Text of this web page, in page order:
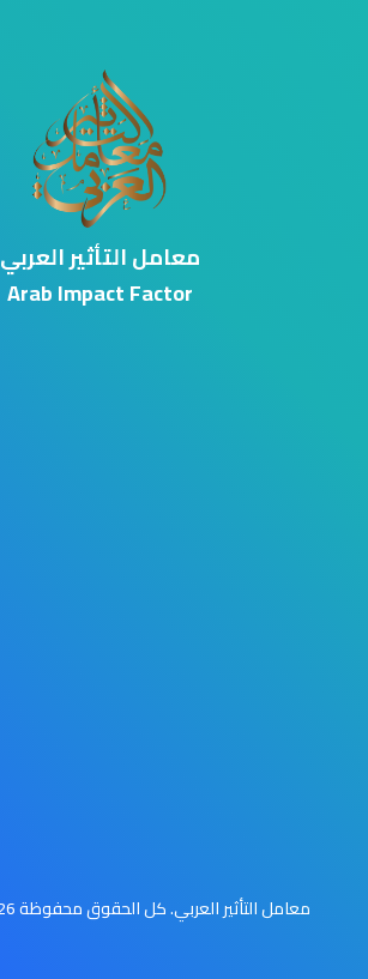
معامل التأثير العربي
Arab Impact Factor
Copyright © 2026 معامل التأثير العربي. كل الحقوق محفوظة